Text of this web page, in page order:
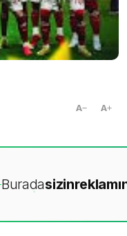
A A
Buradasizin